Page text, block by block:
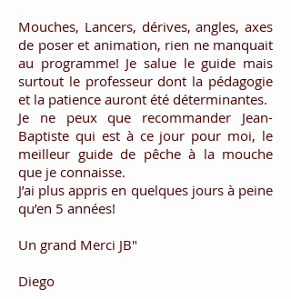
Mouches, Lancers, dérives, angles, axes
de poser et animation, rien ne manquait
au programme! Je salue le guide mais
surtout le professeur dont la pédagogie
et la patience auront été déterminantes.
Je ne peux que recommander Jean-
Baptiste qui est à ce jour pour moi, le
meilleur guide de pêche à la mouche
que je connaisse.
J’ai plus appris en quelques jours à peine
qu’en 5 années!
Un grand Merci JB"
Diego